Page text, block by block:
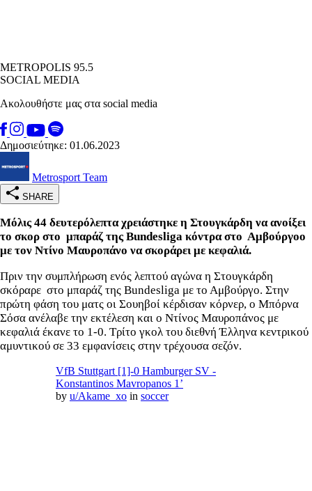
METROPOLIS 95.5
SOCIAL MEDIA
Ακολουθήστε μας στα social media
Δημοσιεύτηκε: 01.06.2023
Metrosport Team
SHARE
Mόλις 44 δευτερόλεπτα χρειάστηκε η Στουγκάρδη να ανοίξει
το σκορ στο μπαράζ της Bundesliga κόντρα στο Αμβούργοο
με τον Ντίνο Μαυροπάνο να σκοράρει με κεφαλιά.
Πριν την συμπλήρωση ενός λεπτού αγώνα η Στουγκάρδη
σκόραρε στο μπαράζ της Bundesliga με το Αμβούργο. Στην
πρώτη φάση του ματς οι Σουηβοί κέρδισαν κόρνερ, ο Μπόρνα
Σόσα ανέλαβε την εκτέλεση και ο Ντίνος Μαυροπάνος με
κεφαλιά έκανε το 1-0. Τρίτο γκολ του διεθνή Έλληνα κεντρικού
αμυντικού σε 33 εμφανίσεις στην τρέχουσα σεζόν.
VfB Stuttgart [1]-0 Hamburger SV -
Konstantinos Mavropanos 1’
by u/Akame_xo in soccer